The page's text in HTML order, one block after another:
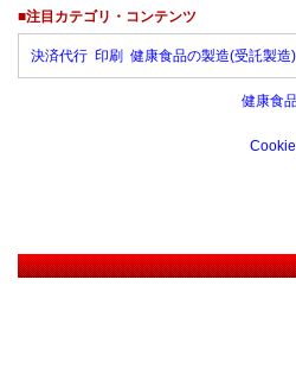
■注目カテゴリ・コンテンツ
決済代行 印刷 健康食品の製造(受託製造)
健康食